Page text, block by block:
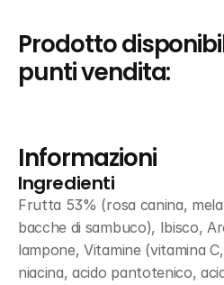
Prodotto
punti vendita:
Informazioni
Ingredienti
Frutta 53% (rosa canina,
bacche di sambuco), Ibisco,
lampone, Vitamine (vitamina
niacina, acido pantotenico,